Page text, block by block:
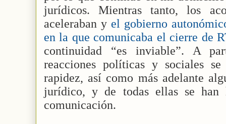
jurídicos. Mientras tanto, los
aceleraban y el gobierno
en la que comunicaba el cierre de
continuidad “es inviable”. A
reacciones políticas y sociales se
rapidez, así como más adelante
jurídico, y de todas ellas se han
comunicación.